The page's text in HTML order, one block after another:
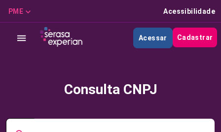
PME Acessibilidade
Acessar Cadastrar
Consulta CNPJ